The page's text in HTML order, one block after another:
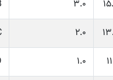
۳.۰
۲.۰
۱.۰